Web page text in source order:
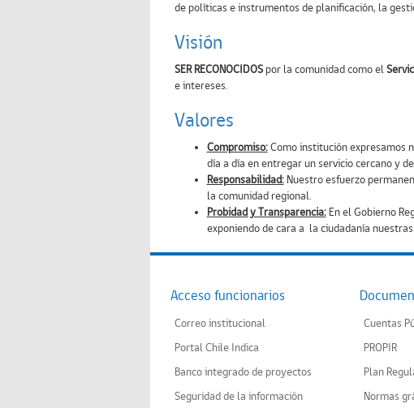
de políticas e instrumentos de planificación, la
Visión
SER RECONOCIDOSpor la comunidad como el
e intereses.
Valores
Compromiso:Como institución expresamos
día a día en entregar un servicio cercano y
Responsabilidad:Nuestro esfuerzo
la comunidad regional.
Probidad y Transparencia:En el Gobierno
exponiendo de cara a la ciudadanía nuestras
Acceso funcionarios
Correo institucional
Portal Chile Indica
Banco integrado de proyectos
Seguridad de la información
Cuentas
PROPIR
Plan
Normas